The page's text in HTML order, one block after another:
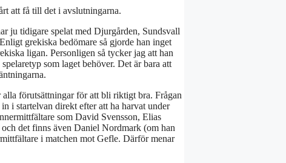
att få till det i avslutningarna.
ju tidigare spelat med Djurgården, Sundsvall
grekiska bedömare så gjorde han inget
ligan. Personligen så tycker jag att han
som laget behöver. Det är bara att
förutsättningar för att bli riktigt bra. Frågan
i startelvan direkt efter att ha harvat under
som David Svensson, Elias
det finns även Daniel Nordmark (om han
i matchen mot Gefle. Därför menar